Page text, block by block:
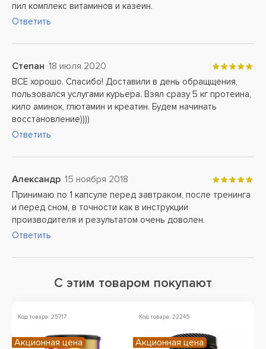
пил комплекс витаминов и казеин.
Ответить
Степан 18 июля 2020
ВСЕ хорошо. Спасибо! Доставили в день обращщения,
пользовался услугами курьера. Взял сразу 5 кг протеина,
кило аминок, глютамин и креатин. Будем начинать
восстановление))))
Ответить
Александр 15 ноября 2018
Принимаю по 1 капсуле перед завтраком, после тренинга
и перед сном, в точности как в инструкции
производителя и результатом очень доволен.
Ответить
С этим товаром покупают
Код товара: 25717
Акционная цена
Код товара: 22245
Акционная цена